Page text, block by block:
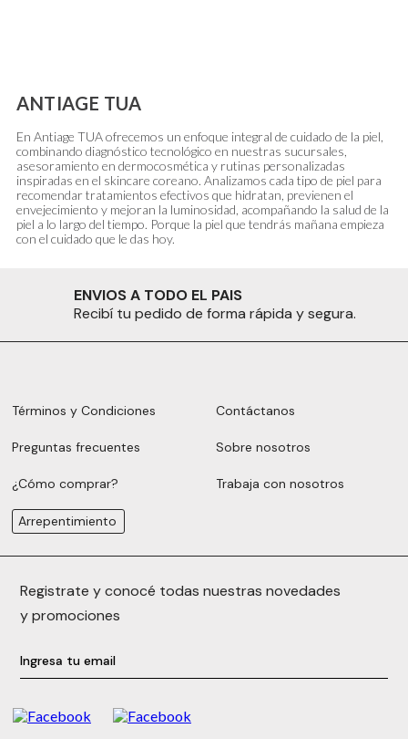
ANTIAGE TUA
En Antiage TUA ofrecemos un enfoque integral de cuidado de la piel,
combinando diagnóstico tecnológico en nuestras sucursales,
asesoramiento en dermocosmética y rutinas personalizadas
inspiradas en el skincare coreano. Analizamos cada tipo de piel para
recomendar tratamientos efectivos que hidratan, previenen el
envejecimiento y mejoran la luminosidad, acompañando la salud de la
piel a lo largo del tiempo. Porque la piel que tendrás mañana empieza
con el cuidado que le das hoy.
ENVIOS A TODO EL PAIS
Recibí tu pedido de forma rápida y segura.
Términos y Condiciones
Preguntas frecuentes
¿Cómo comprar?
Arrepentimiento
Contáctanos
Sobre nosotros
Trabaja con nosotros
Registrate y conocé todas nuestras novedades
y promociones